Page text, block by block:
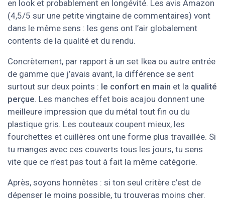
en look et probablement en longévité. Les avis Amazon
(4,5/5 sur une petite vingtaine de commentaires) vont
dans le même sens : les gens ont l’air globalement
contents de la qualité et du rendu.
Concrètement, par rapport à un set Ikea ou autre entrée
de gamme que j’avais avant, la différence se sent
surtout sur deux points : le confort en main et la qualité
perçue. Les manches effet bois acajou donnent une
meilleure impression que du métal tout fin ou du
plastique gris. Les couteaux coupent mieux, les
fourchettes et cuillères ont une forme plus travaillée. Si
tu manges avec ces couverts tous les jours, tu sens
vite que ce n’est pas tout à fait la même catégorie.
Après, soyons honnêtes : si ton seul critère c’est de
dépenser le moins possible, tu trouveras moins cher.